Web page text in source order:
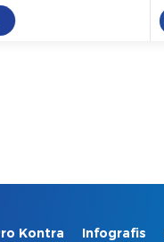
Kontra Infografis